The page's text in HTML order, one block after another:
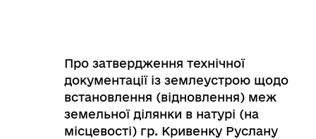
Графіки прийому громадян
Про затвердження технічної
документації із землеустрою щодо
встановлення (відновлення) меж
земельної ділянки в натурі (на
місцевості) гр. Кривенку Руслану